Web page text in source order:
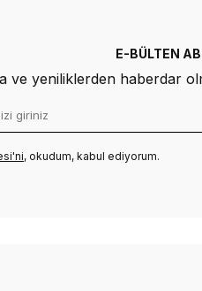
E-BÜLTEN
ve yeniliklerden haberdar
, okudum, kabul ediyorum.